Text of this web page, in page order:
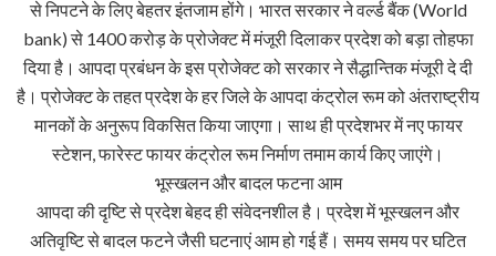
से निपटने के लिए बेहतर इंतजाम होंगे। भारत सरकार ने वर्ल्ड बैंक (World
bank) से 1400 करोड़ के प्रोजेक्ट में मंजूरी दिलाकर प्रदेश को बड़ा तोहफा
दिया है। आपदा प्रबंधन के इस प्रोजेक्ट को सरकार ने सैद्धान्तिक मंजूरी दे दी
है। प्रोजेक्ट के तहत प्रदेश के हर जिले के आपदा कंट्रोल रूम को अंतराष्ट्रीय
मानकों के अनुरूप विकसित किया जाएगा। साथ ही प्रदेशभर में नए फायर
स्टेशन, फारेस्ट फायर कंट्रोल रूम निर्माण तमाम कार्य किए जाएंगे।
भूस्खलन और बादल फटना आम
आपदा की दृष्टि से प्रदेश बेहद ही संवेदनशील है। प्रदेश में भूस्खलन और
अतिवृष्टि से बादल फटने जैसी घटनाएं आम हो गई हैं। समय समय पर घटित